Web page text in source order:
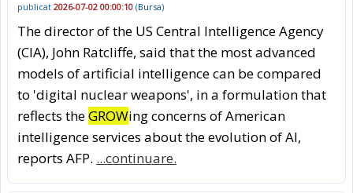
publicat 2026-07-02 00:00:10 (Bursa)
The director of the US Central Intelligence Agency
(CIA), John Ratcliffe, said that the most advanced
models of artificial intelligence can be compared
to 'digital nuclear weapons', in a formulation that
reflects theGROWing concerns of American
intelligence services about the evolution of AI,
reports AFP. ...continuare.